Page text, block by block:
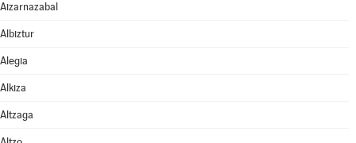
Aizarnazabal
Albiztur
Alegia
Alkiza
Altzaga